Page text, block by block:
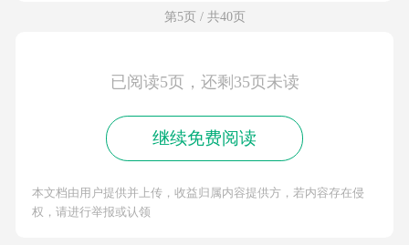
第5页 / 共40页
已阅读5页，还剩35页未读
继续免费阅读
本文档由用户提供并上传，收益归属内容提供方，若内容存在侵
权，请进行举报或认领